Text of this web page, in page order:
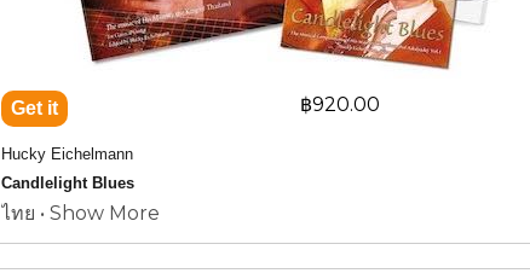
฿920.00
Hucky Eichelmann
Candlelight Blues
13 compositions by
King Bhumibol Adulyadej Vol.1
AMI CD-Book Set 1999-01
ไทย • Show More